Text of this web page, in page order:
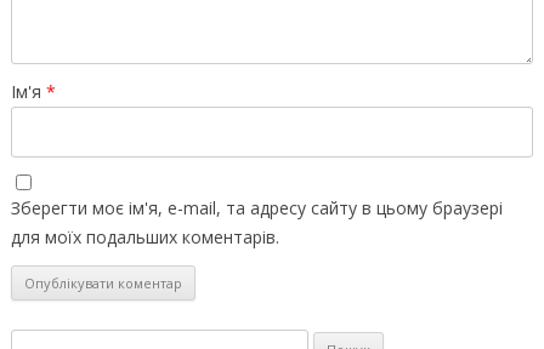
Ім'я *
Зберегти моє ім'я, e-mail, та адресу сайту в цьому браузері
для моїх подальших коментарів.